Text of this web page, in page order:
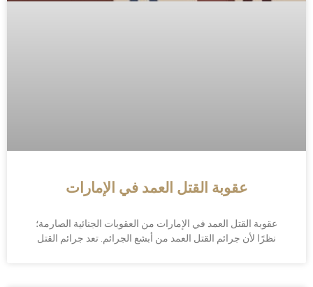
عقوبة القتل العمد في الإمارات
عقوبة القتل العمد في الإمارات من العقوبات الجنائية الصارمة؛
نظرًا لأن جرائم القتل العمد من أبشع الجرائم. تعد جرائم القتل